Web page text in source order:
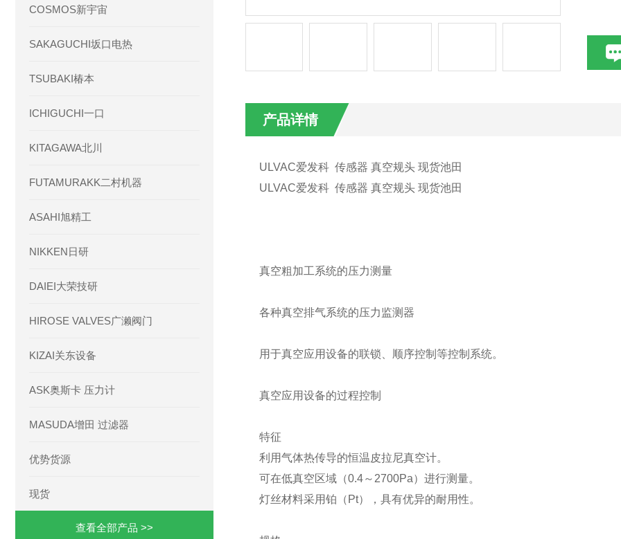
COSMOS新宇宙
SAKAGUCHI坂口电热
TSUBAKI椿本
ICHIGUCHI一口
KITAGAWA北川
FUTAMURAKK二村机器
ASAHI旭精工
NIKKEN日研
DAIEI大荣技研
HIROSE VALVES广濑阀门
KIZAI关东设备
ASK奥斯卡 压力计
MASUDA增田 过滤器
优势货源
现货
查看全部产品 >>
产品详情
ULVAC爱发科 传感器 真空规头 现货池田
ULVAC爱发科 传感器 真空规头 现货池田
真空粗加工系统的压力测量
各种真空排气系统的压力监测器
用于真空应用设备的联锁、顺序控制等控制系统。
真空应用设备的过程控制
特征
利用气体热传导的恒温皮拉尼真空计。
可在低真空区域（0.4～2700Pa）进行测量。
灯丝材料采用铂（Pt），具有优异的耐用性。